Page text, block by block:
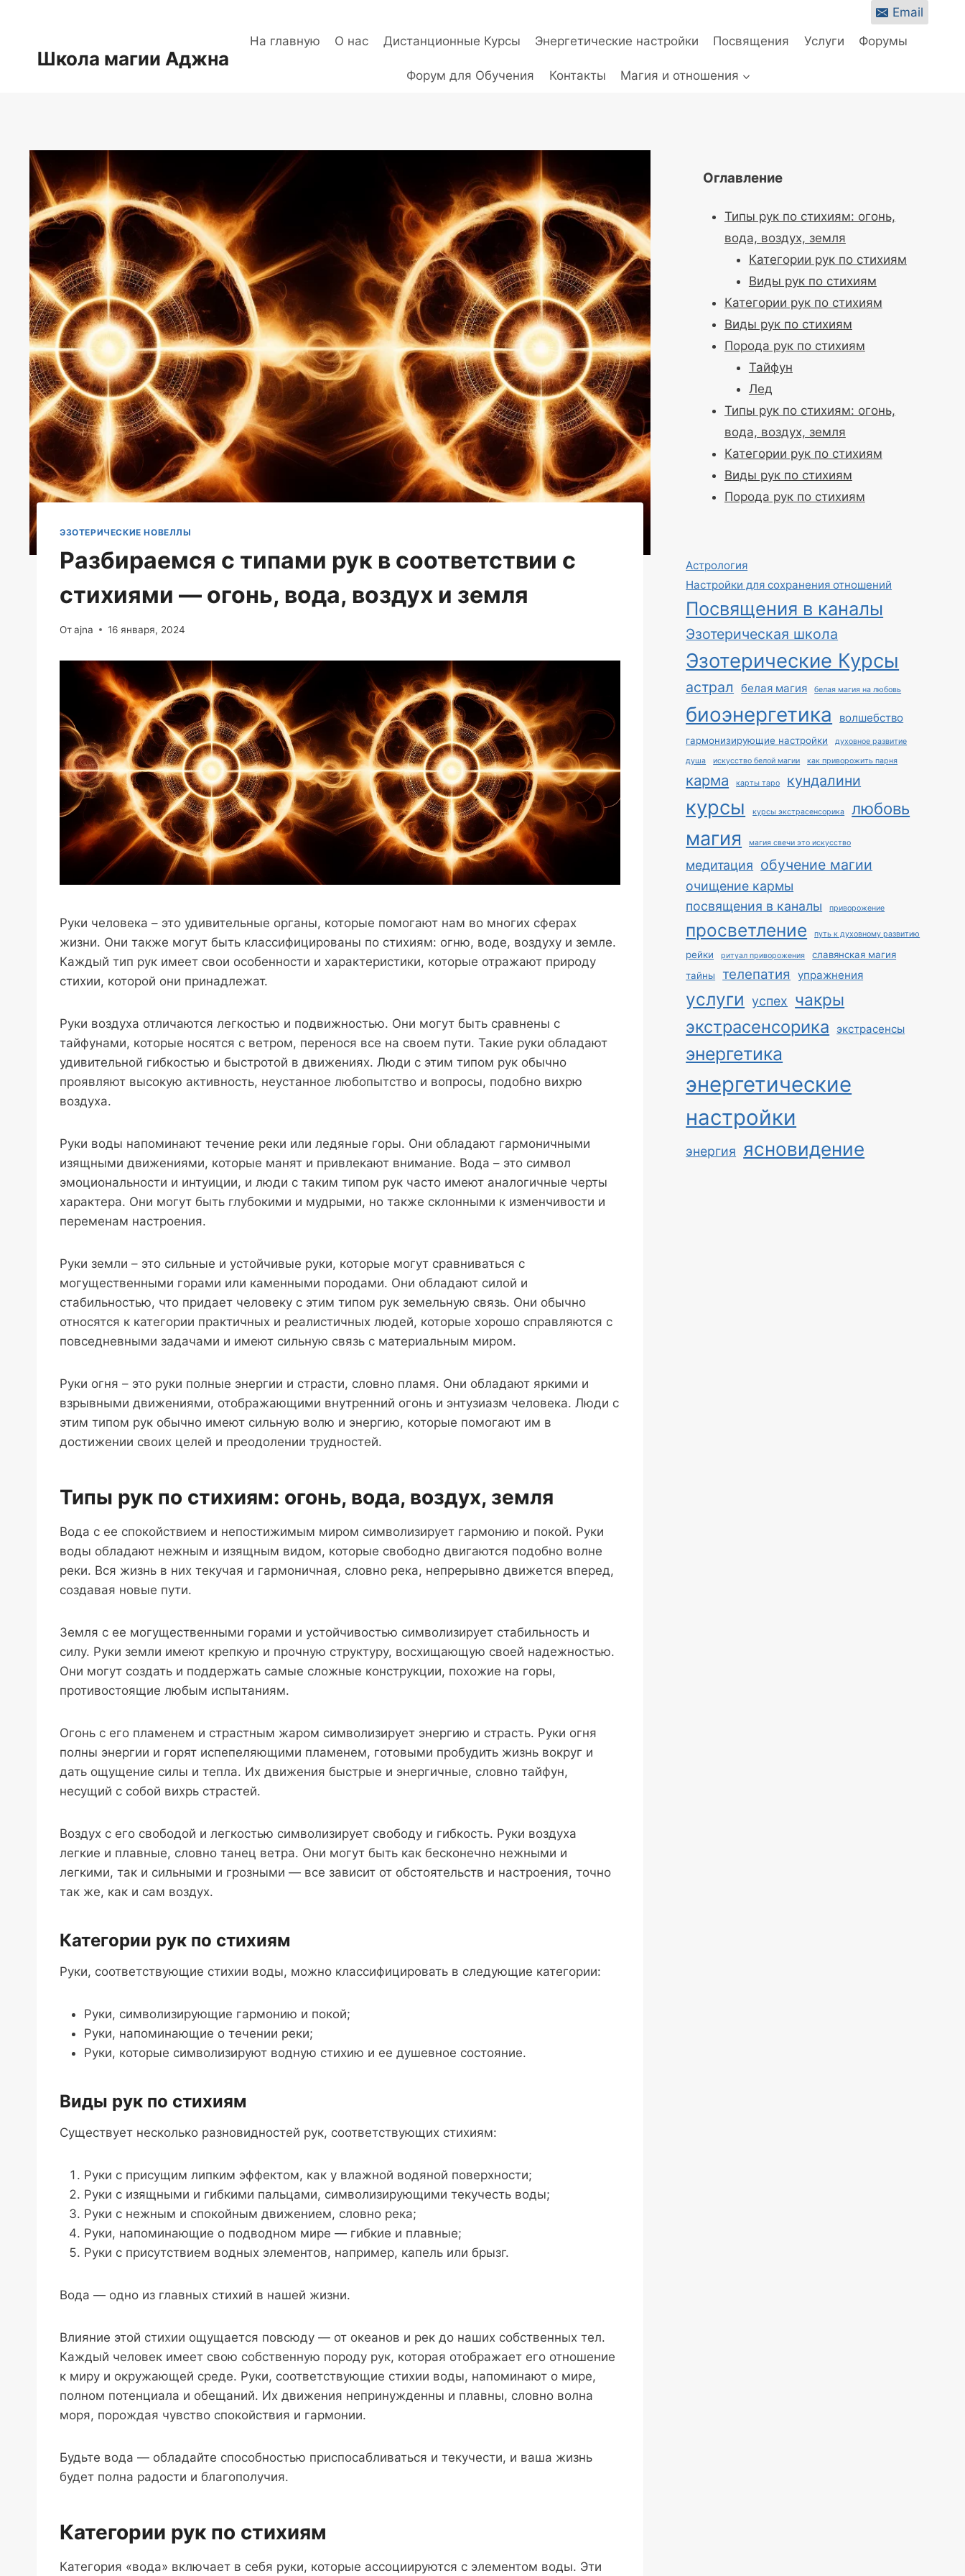
Email
Школа магии Аджна
На главную О нас Дистанционные Курсы Энергетические настройки Посвящения Услуги Форумы
Форум для Обучения Контакты Магия и отношения
ЭЗОТЕРИЧЕСКИЕ НОВЕЛЛЫ
Разбираемся с типами рук в соответствии с
стихиями — огонь, вода, воздух и земля
Отajna 16 января, 2024
Руки человека – это удивительные органы, которые помогают нам во многих сферах
жизни. Они также могут быть классифицированы по стихиям: огню, воде, воздуху и земле.
Каждый тип рук имеет свои особенности и характеристики, которые отражают природу
стихии, которой они принадлежат.
Руки воздуха отличаются легкостью и подвижностью. Они могут быть сравнены с
тайфунами, которые носятся с ветром, перенося все на своем пути. Такие руки обладают
удивительной гибкостью и быстротой в движениях. Люди с этим типом рук обычно
проявляют высокую активность, неустанное любопытство и вопросы, подобно вихрю
воздуха.
Руки воды напоминают течение реки или ледяные горы. Они обладают гармоничными
изящными движениями, которые манят и привлекают внимание. Вода – это символ
эмоциональности и интуиции, и люди с таким типом рук часто имеют аналогичные черты
характера. Они могут быть глубокими и мудрыми, но также склонными к изменчивости и
переменам настроения.
Руки земли – это сильные и устойчивые руки, которые могут сравниваться с
могущественными горами или каменными породами. Они обладают силой и
стабильностью, что придает человеку с этим типом рук земельную связь. Они обычно
относятся к категории практичных и реалистичных людей, которые хорошо справляются с
повседневными задачами и имеют сильную связь с материальным миром.
Руки огня – это руки полные энергии и страсти, словно пламя. Они обладают яркими и
взрывными движениями, отображающими внутренний огонь и энтузиазм человека. Люди с
этим типом рук обычно имеют сильную волю и энергию, которые помогают им в
достижении своих целей и преодолении трудностей.
Типы рук по стихиям: огонь, вода, воздух, земля
Вода с ее спокойствием и непостижимым миром символизирует гармонию и покой. Руки
воды обладают нежным и изящным видом, которые свободно двигаются подобно волне
реки. Вся жизнь в них текучая и гармоничная, словно река, непрерывно движется вперед,
создавая новые пути.
Земля с ее могущественными горами и устойчивостью символизирует стабильность и
силу. Руки земли имеют крепкую и прочную структуру, восхищающую своей надежностью.
Они могут создать и поддержать самые сложные конструкции, похожие на горы,
противостоящие любым испытаниям.
Огонь с его пламенем и страстным жаром символизирует энергию и страсть. Руки огня
полны энергии и горят испепеляющими пламенем, готовыми пробудить жизнь вокруг и
дать ощущение силы и тепла. Их движения быстрые и энергичные, словно тайфун,
несущий с собой вихрь страстей.
Воздух с его свободой и легкостью символизирует свободу и гибкость. Руки воздуха
легкие и плавные, словно танец ветра. Они могут быть как бесконечно нежными и
легкими, так и сильными и грозными — все зависит от обстоятельств и настроения, точно
так же, как и сам воздух.
Категории рук по стихиям
Руки, соответствующие стихии воды, можно классифицировать в следующие категории:
Руки, символизирующие гармонию и покой;
Руки, напоминающие о течении реки;
Руки, которые символизируют водную стихию и ее душевное состояние.
Виды рук по стихиям
Существует несколько разновидностей рук, соответствующих стихиям:
Руки c присущим липким эффектом, как у влажной водяной поверхности;
Руки c изящными и гибкими пальцами, символизирующими текучесть воды;
Руки c нежным и спокойным движением, словно река;
Руки, напоминающие о подводном мире — гибкие и плавные;
Руки с присутствием водных элементов, например, капель или брызг.
Вода — одно из главных стихий в нашей жизни.
Влияние этой стихии ощущается повсюду — от океанов и рек до наших собственных тел.
Каждый человек имеет свою собственную породу рук, которая отображает его отношение
к миру и окружающей среде. Руки, соответствующие стихии воды, напоминают о мире,
полном потенциала и обещаний. Их движения непринужденны и плавны, словно волна
моря, порождая чувство спокойствия и гармонии.
Будьте вода — обладайте способностью приспосабливаться и текучести, и ваша жизнь
будет полна радости и благополучия.
Категории рук по стихиям
Категория «вода» включает в себя руки, которые ассоциируются с элементом воды. Эти
Оглавление
Типы рук по стихиям: огонь,
вода, воздух, земля
Категории рук по стихиям
Виды рук по стихиям
Категории рук по стихиям
Виды рук по стихиям
Порода рук по стихиям
Тайфун
Лед
Типы рук по стихиям: огонь,
вода, воздух, земля
Категории рук по стихиям
Виды рук по стихиям
Порода рук по стихиям
Астрология
Настройки для сохранения отношений
Посвящения в каналы
Эзотерическая школа
Эзотерические Курсы
астрал белая магия белая магия на любовь
биоэнергетика волшебство
гармонизирующие настройки духовное развитие
душа искусство белой магии как приворожить парня
карма карты таро кундалини
курсы курсы экстрасенсорика любовь
магия магия свечи это искусство
медитация обучение магии
очищение кармы
посвящения в каналы
приворожение
просветление путь к духовному развитию
рейки ритуал приворожения
славянская магия
тайны
телепатия упражнения
услуги успех чакры
экстрасенсорика экстрасенсы
энергетика
энергетические
настройки
энергия ясновидение